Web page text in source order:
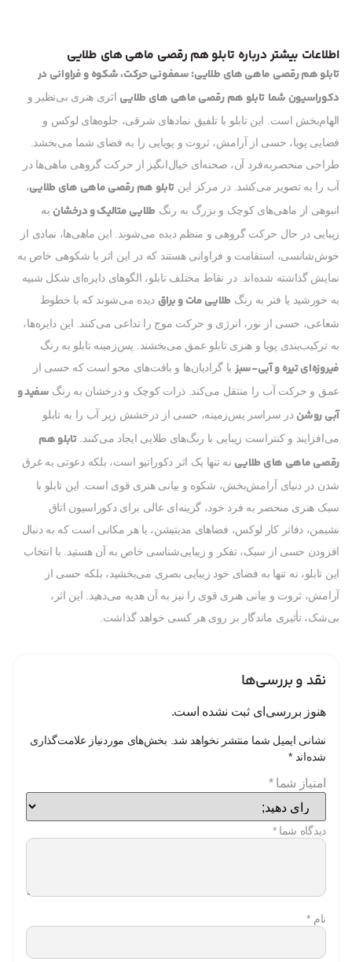
اطلاعات بیشتر درباره تابلو هم رقصی ماهی های طلایی
تابلو هم رقصی ماهی های طلایی: سمفونی حرکت، شکوه و فراوانی در
دکوراسیون شما تابلو هم رقصی ماهی های طلایی اثری هنری بی‌نظیر و
الهام‌بخش است. این تابلو با تلفیق نمادهای شرقی، جلوه‌های لوکس و
فضایی پویا، حسی از آرامش، ثروت و پویایی را به فضای شما می‌بخشد.
طراحی منحصربه‌فرد آن، صحنه‌ای خیال‌انگیز از حرکت گروهی ماهی‌ها در
آب را به تصویر می‌کشد. در مرکز این تابلو هم رقصی ماهی های طلایی،
انبوهی از ماهی‌های کوچک و بزرگ به رنگ طلایی متالیک و درخشان به
زیبایی در حال حرکت گروهی و منظم دیده می‌شوند. این ماهی‌ها، نمادی از
خوش‌شانسی، استقامت و فراوانی هستند که در این اثر با شکوهی خاص به
نمایش گذاشته شده‌اند. در نقاط مختلف تابلو، الگوهای دایره‌ای شکل شبیه
به خورشید یا فنر به رنگ طلایی مات و براق دیده می‌شوند که با خطوط
شعاعی، حسی از نور، انرژی و حرکت موج را تداعی می‌کنند. این دایره‌ها،
به ترکیب‌بندی پویا و هنری تابلو عمق می‌بخشند. پس‌زمینه تابلو به رنگ
فیروزه‌ای تیره و آبی-سبز با گرادیان‌ها و بافت‌های محو است که حسی از
عمق و حرکت آب را منتقل می‌کند. ذرات کوچک و درخشان به رنگ سفید و
آبی روشن در سراسر پس‌زمینه، حسی از درخشش زیر آب را به تابلو
می‌افزایند و کنتراست زیبایی با رنگ‌های طلایی ایجاد می‌کنند.تابلو هم
رقصی ماهی های طلایی نه تنها یک اثر دکوراتیو است، بلکه دعوتی به غرق
شدن در دنیای آرامش‌بخش، شکوه و بیانی هنری قوی است. این تابلو با
سبک هنری منحصر به فرد خود، گزینه‌ای عالی برای دکوراسیون اتاق
نشیمن، دفاتر کار لوکس، فضاهای مدیتیشن، یا هر مکانی است که به دنبال
افزودن حسی از سبک، تفکر و زیبایی‌شناسی خاص به آن هستید. با انتخاب
این تابلو، نه تنها به فضای خود زیبایی بصری می‌بخشید، بلکه حسی از
آرامش، ثروت و بیانی هنری قوی را نیز به آن هدیه می‌دهید. این اثر،
بی‌شک، تأثیری ماندگار بر روی هر کسی خواهد گذاشت.
نقد و بررسی‌ها
هنوز بررسی‌ای ثبت نشده است.
نشانی ایمیل شما منتشر نخواهد شد. بخش‌های موردنیاز علامت‌گذاری
شده‌اند *
امتیاز شما*
دیدگاه شما*
نام *